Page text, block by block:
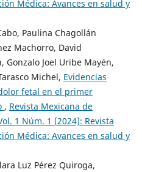
Médica: Avances en salud y
Paulina Chagollán
Machorro, David
Joel Uribe Mayén,
Michel, Evidencias
fetal en el primer
, Revista Mexicana de
1 Núm. 1 (2024): Revista
Médica: Avances en salud y
Luz Pérez Quiroga,